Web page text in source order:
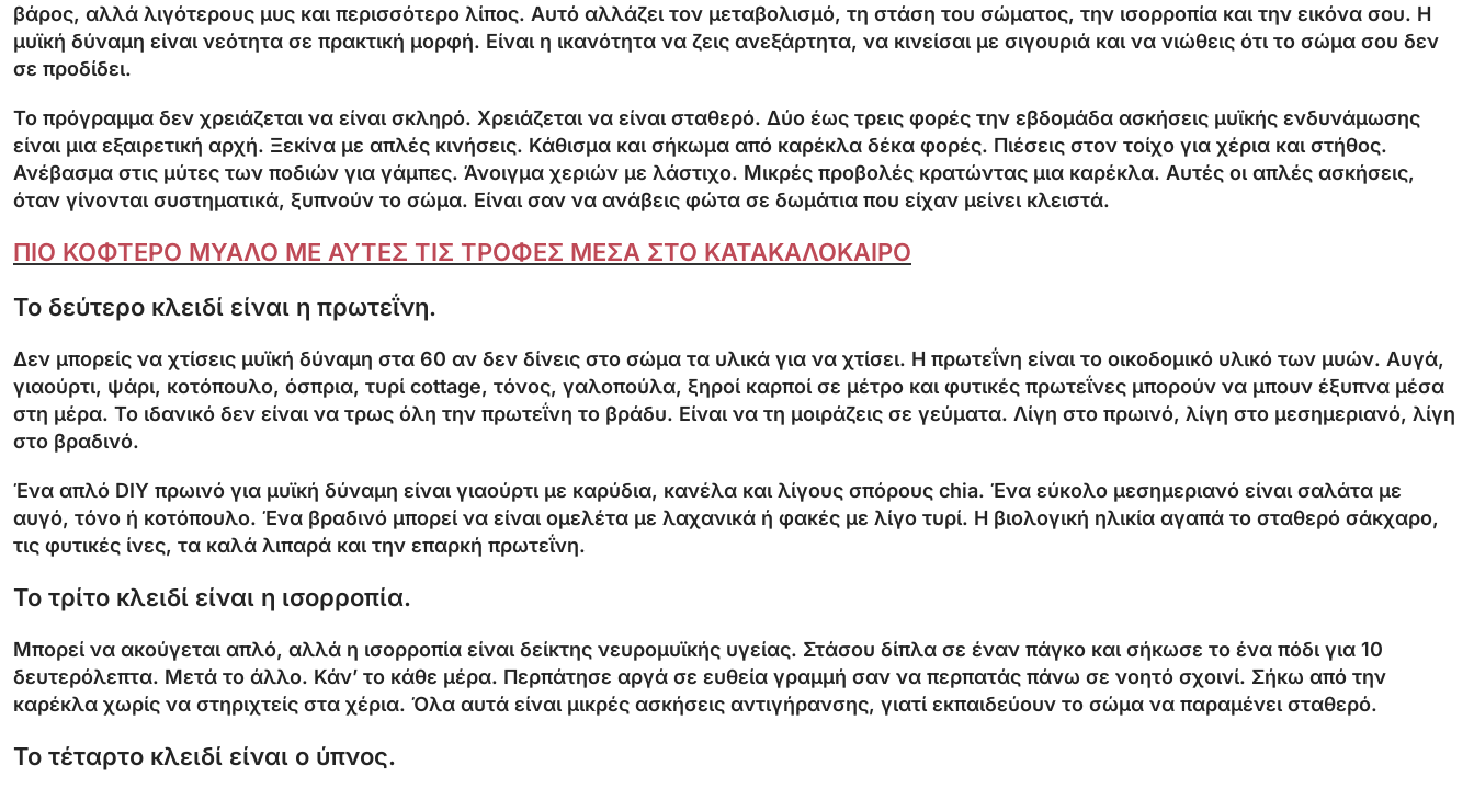
βάρος, αλλά λιγότερους μυς και περισσότερο λίπος. Αυτό αλλάζει τον μεταβολισμό, τη στάση του σώματος, την ισορροπία και την εικόνα σου. Η
μυϊκή δύναμη είναι νεότητα σε πρακτική μορφή. Είναι η ικανότητα να ζεις ανεξάρτητα, να κινείσαι με σιγουριά και να νιώθεις ότι το σώμα σου δεν
σε προδίδει.
Το πρόγραμμα δεν χρειάζεται να είναι σκληρό. Χρειάζεται να είναι σταθερό. Δύο έως τρεις φορές την εβδομάδα ασκήσεις μυϊκής ενδυνάμωσης
είναι μια εξαιρετική αρχή. Ξεκίνα με απλές κινήσεις. Κάθισμα και σήκωμα από καρέκλα δέκα φορές. Πιέσεις στον τοίχο για χέρια και στήθος.
Ανέβασμα στις μύτες των ποδιών για γάμπες. Άνοιγμα χεριών με λάστιχο. Μικρές προβολές κρατώντας μια καρέκλα. Αυτές οι απλές ασκήσεις,
όταν γίνονται συστηματικά, ξυπνούν το σώμα. Είναι σαν να ανάβεις φώτα σε δωμάτια που είχαν μείνει κλειστά.
ΠΙΟ ΚΟΦΤΕΡΟ ΜΥΑΛΟ ΜΕ ΑΥΤΕΣ ΤΙΣ ΤΡΟΦΕΣ ΜΕΣΑ ΣΤΟ ΚΑΤΑΚΑΛΟΚΑΙΡΟ
Το δεύτερο κλειδί είναι η πρωτεΐνη.
Δεν μπορείς να χτίσεις μυϊκή δύναμη στα 60 αν δεν δίνεις στο σώμα τα υλικά για να χτίσει. Η πρωτεΐνη είναι το οικοδομικό υλικό των μυών. Αυγά,
γιαούρτι, ψάρι, κοτόπουλο, όσπρια, τυρί cottage, τόνος, γαλοπούλα, ξηροί καρποί σε μέτρο και φυτικές πρωτεΐνες μπορούν να μπουν έξυπνα μέσα
στη μέρα. Το ιδανικό δεν είναι να τρως όλη την πρωτεΐνη το βράδυ. Είναι να τη μοιράζεις σε γεύματα. Λίγη στο πρωινό, λίγη στο μεσημεριανό, λίγη
στο βραδινό.
Ένα απλό DIY πρωινό για μυϊκή δύναμη είναι γιαούρτι με καρύδια, κανέλα και λίγους σπόρους chia. Ένα εύκολο μεσημεριανό είναι σαλάτα με
αυγό, τόνο ή κοτόπουλο. Ένα βραδινό μπορεί να είναι ομελέτα με λαχανικά ή φακές με λίγο τυρί. Η βιολογική ηλικία αγαπά το σταθερό σάκχαρο,
τις φυτικές ίνες, τα καλά λιπαρά και την επαρκή πρωτεΐνη.
Το τρίτο κλειδί είναι η ισορροπία.
Μπορεί να ακούγεται απλό, αλλά η ισορροπία είναι δείκτης νευρομυϊκής υγείας. Στάσου δίπλα σε έναν πάγκο και σήκωσε το ένα πόδι για 10
δευτερόλεπτα. Μετά το άλλο. Κάν’ το κάθε μέρα. Περπάτησε αργά σε ευθεία γραμμή σαν να περπατάς πάνω σε νοητό σχοινί. Σήκω από την
καρέκλα χωρίς να στηριχτείς στα χέρια. Όλα αυτά είναι μικρές ασκήσεις αντιγήρανσης, γιατί εκπαιδεύουν το σώμα να παραμένει σταθερό.
Το τέταρτο κλειδί είναι ο ύπνος.